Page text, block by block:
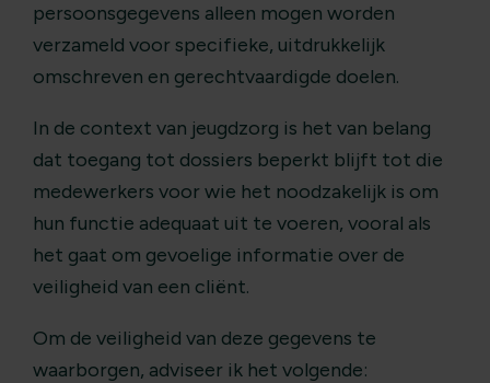
persoonsgegevens alleen mogen worden
verzameld voor specifieke, uitdrukkelijk
omschreven en gerechtvaardigde doelen.
In de context van jeugdzorg is het van belang
dat toegang tot dossiers beperkt blijft tot die
medewerkers voor wie het noodzakelijk is om
hun functie adequaat uit te voeren, vooral als
het gaat om gevoelige informatie over de
veiligheid van een cliënt.
Om de veiligheid van deze gegevens te
waarborgen, adviseer ik het volgende: